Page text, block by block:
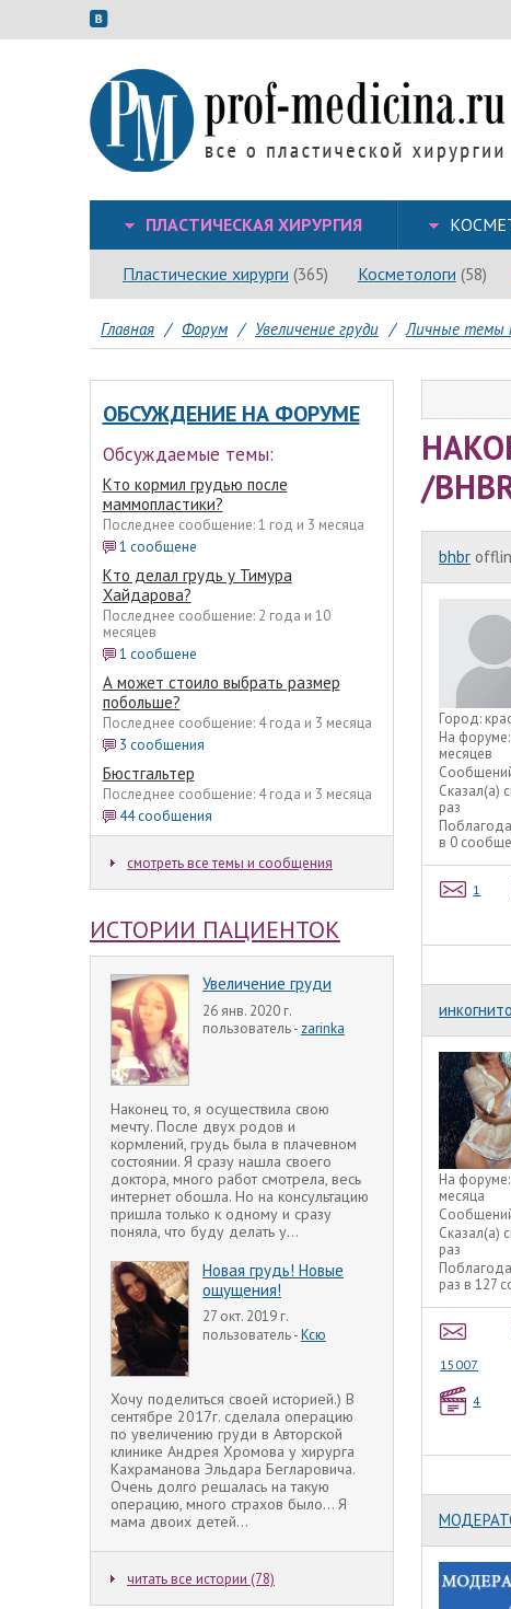
ПЛАСТИЧЕСКАЯ ХИРУРГИЯ
Пластические хирурги (365) Косметологи (58)
Главная / Форум / Увеличение груди / Личные темы
ОБСУЖДЕНИЕ НА ФОРУМЕ
Обсуждаемые темы:
Кто кормил грудью после
маммопластики?
Последнее сообщение: 1 год и 3 месяца
1 сообщене
Кто делал грудь у Тимура
Хайдарова?
Последнее сообщение: 2 года и 10
месяцев
1 сообщене
А может стоило выбрать размер
побольше?
Последнее сообщение: 4 года и 3 месяца
3 сообщения
Бюстгальтер
Последнее сообщение: 4 года и 3 месяца
44 сообщения
смотреть все темы и сообщения
ИСТОРИИ ПАЦИЕНТОК
Увеличение груди
26 янв. 2020 г.
пользователь - zarinka
Наконец то, я осуществила свою
мечту. После двух родов и
кормлений, грудь была в плачевном
состоянии. Я сразу нашла своего
доктора, много работ смотрела, весь
интернет обошла. Но на консультацию
пришла только к одному и сразу
поняла, что буду делать у...
Новая грудь! Новые
ощущения!
27 окт. 2019 г.
пользователь -Ксю
Хочу поделиться своей историей.) В
сентябре 2017г. сделала операцию
по увеличению груди в Авторской
клинике Андрея Хромова у хирурга
Кахраманова Эльдара Бегларовича.
Очень долго решалась на такую
операцию, много страхов было... Я
мама двоих детей...
читать все истории (78)
/
bhbr
Город:
На форуме:
месяцев
Сказал(а)
раз
в 0
1
инкогнито
На форуме:
месяца
Сказал(а)
раз
раз в 127
15007
4